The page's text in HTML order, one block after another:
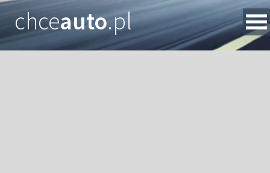
chceauto.pl